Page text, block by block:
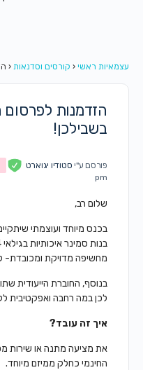
עצמאיות ראשי ‹ קורסים וסדנאות ‹
הזדמנות לפרסום
בשבילכן!
פורסם ע"יסטודיו יגוארט
pm
שלום רב,
מחשיפה מדויקת ומכובדת-
לכן במה רחבה ואפקטיבית
איך זה עובד?
את מציעה מתנה או שירות
החינמי כחלק ממיזם מיוחד.